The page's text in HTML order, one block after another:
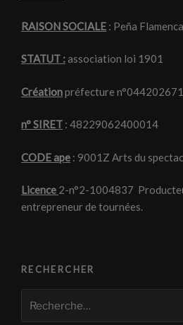
RAISON SOCIALE : Peña
STATUT :association loi 1901
Créationpréfecture
n° SIRET : 48229062400014
CODE ape : 9001Z Arts du
Licence 2-n°2-1004837
entrepreneur de tournées.
RECHERCHER
pour